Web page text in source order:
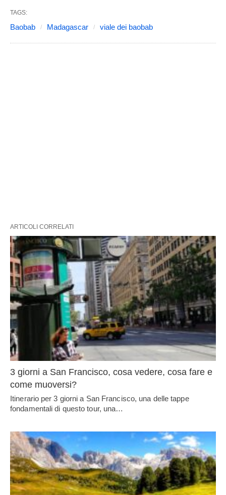
TAGS:
Baobab Madagascar viale dei baobab
ARTICOLI CORRELATI
3 giorni a San Francisco, cosa vedere, cosa fare e
come muoversi?
Itinerario per 3 giorni a San Francisco, una delle tappe
fondamentali di questo tour, una…